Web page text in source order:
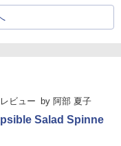
ビュー by 阿部 夏子
Salad Spinne